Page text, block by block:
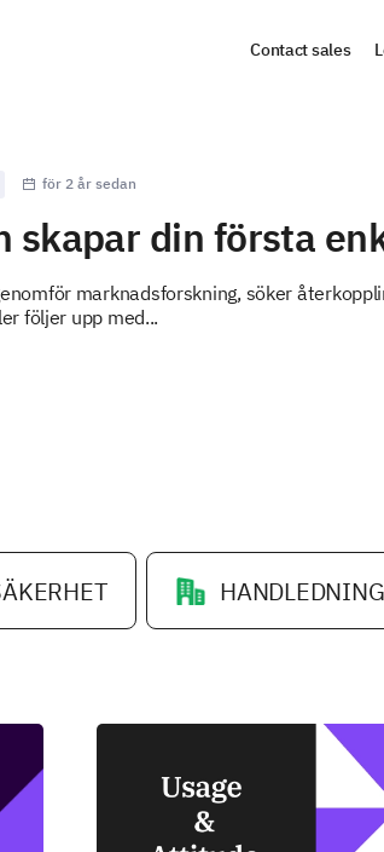
Contact sales
för 2 år sedan
skapar din första
marknadsforskning, söker
följer upp med...